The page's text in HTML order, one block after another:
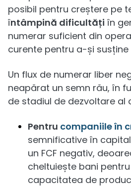
posibil pentru creștere pe
întâmpină dificultăți în
numerar suficient din
curente pentru a-și susține
Un flux de numerar liber
neapărat un semn rău, în
de stadiul de dezvoltare al
Pentru companiile în
semnificative în
un FCF negativ,
cheltuiește bani
capacitatea de